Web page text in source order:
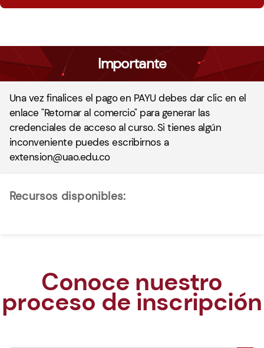
Importante
Una vez finalices el pago en PAYU debes dar clic en el
enlace "Retornar al comercio" para generar las
credenciales de acceso al curso. Si tienes algún
inconveniente puedes escribirnos a
extension@uao.edu.co
Recursos disponibles:
Conoce nuestro
proceso de inscripción